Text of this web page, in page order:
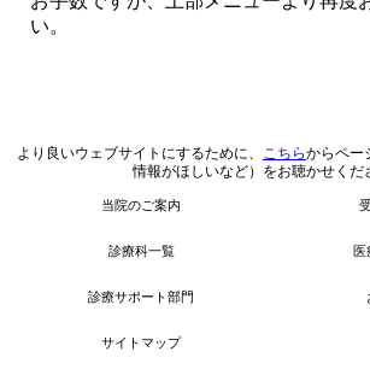
い。
より良いウェブサイトにするために、 こちらからペー
情報がほしいなど）をお聴かせくだ
当院のご案内
診療科一覧 医
診療サポート部門
サイトマップ